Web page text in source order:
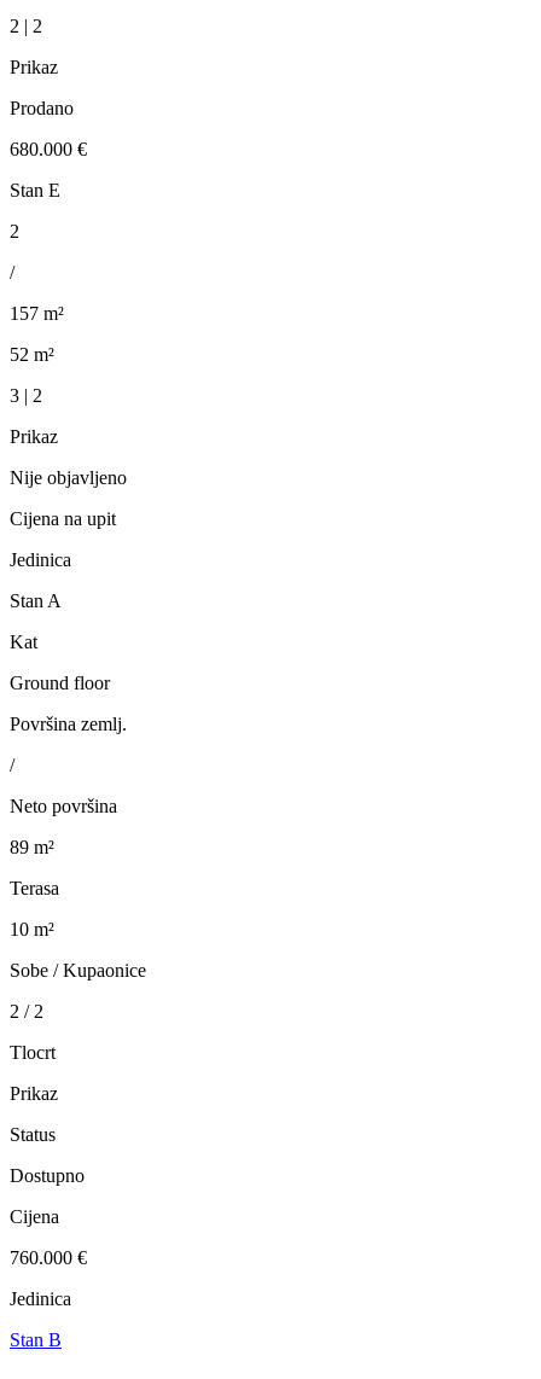
2 | 2
Prikaz
Prodano
680.000 €
Stan E
2
/
157 m²
52 m²
3 | 2
Prikaz
Nije objavljeno
Cijena na upit
Jedinica
Stan A
Kat
Ground floor
Površina zemlj.
/
Neto površina
89 m²
Terasa
10 m²
Sobe / Kupaonice
2 / 2
Tlocrt
Prikaz
Status
Dostupno
Cijena
760.000 €
Jedinica
Stan B